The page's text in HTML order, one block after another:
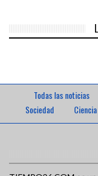
Todas las noticias
Sociedad
Ciencia